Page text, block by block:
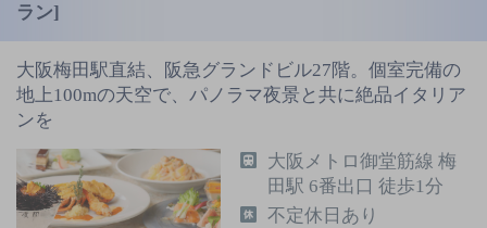
ラン]
大阪梅田駅直結、阪急グランドビル27階。個室完備の
地上100mの天空で、パノラマ夜景と共に絶品イタリア
ンを
大阪メトロ御堂筋線 梅
田駅 6番出口 徒歩1分
不定休日あり